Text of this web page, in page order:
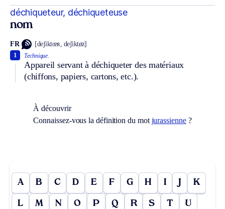
déchiqueteur, déchiqueteuse
nom
FR [deʃiktœʀ, deʃiktøz]
Technique.
Appareil servant à déchiqueter des matériaux
(chiffons, papiers, cartons, etc.).
1
À découvrir
Connaissez-vous la définition du mot jurassienne?
A B C D E F G H I J K
L M N O P Q R S T U